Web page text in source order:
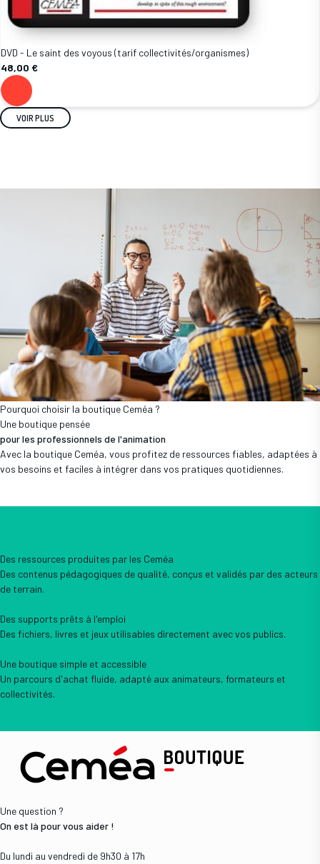
DVD - Le saint des voyous (tarif collectivités/organismes)
48,00 €
VOIR PLUS
Pourquoi choisir la boutique Ceméa ?
Une boutique pensée
pour les professionnels de l'animation
Avec la boutique Ceméa, vous profitez de ressources fiables, adaptées à
vos besoins et faciles à intégrer dans vos pratiques quotidiennes.
Des ressources produites par les Ceméa
Des contenus pédagogiques de qualité, conçus et validés par des acteurs
de terrain.
Des supports prêts à l'emploi
Des fichiers, livres et jeux utilisables directement avec vos publics.
Une boutique simple et accessible
Un parcours d'achat fluide, adapté aux animateurs, formateurs et
collectivités.
Une question ?
On est là pour vous aider !
Du lundi au vendredi de 9h30 à 17h